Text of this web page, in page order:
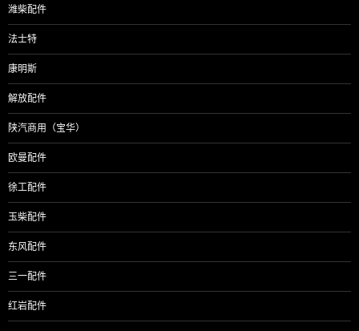
潍柴配件
法士特
康明斯
解放配件
陕汽商用（宝华）
欧曼配件
徐工配件
玉柴配件
东风配件
三一配件
红岩配件